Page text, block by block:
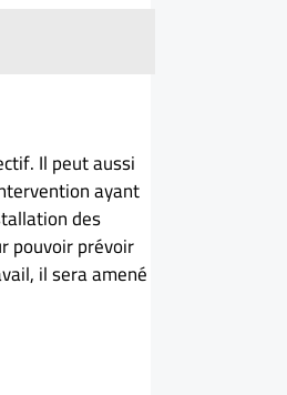
Il peut aussi
ayant
des
pouvoir prévoir
il sera amené